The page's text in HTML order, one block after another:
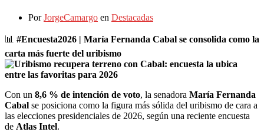
PorJorgeCamargo en Destacadas
📊 #Encuesta2026 | María Fernanda Cabal se consolida como la
carta más fuerte del uribismo
Con un 8,6 % de intención de voto, la senadora María Fernanda
Cabal se posiciona como la figura más sólida del uribismo de cara a
las elecciones presidenciales de 2026, según una reciente encuesta
de Atlas Intel.